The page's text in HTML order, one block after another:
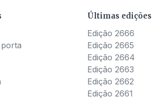
Últimas edições
Edição 2666
Edição 2665
Edição 2664
Edição 2663
Edição 2662
Edição 2661